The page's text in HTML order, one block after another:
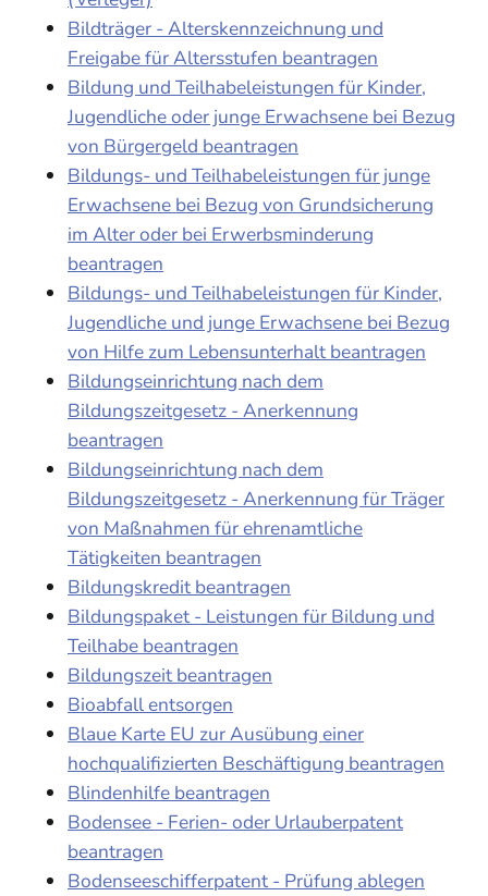
Bildträger - Alterskennzeichnung und
Freigabe für Altersstufen beantragen
Bildung und Teilhabeleistungen für Kinder,
Jugendliche oder junge Erwachsene bei Bezug
von Bürgergeld beantragen
Bildungs- und Teilhabeleistungen für junge
Erwachsene bei Bezug von Grundsicherung
im Alter oder bei Erwerbsminderung
beantragen
Bildungs- und Teilhabeleistungen für Kinder,
Jugendliche und junge Erwachsene bei Bezug
von Hilfe zum Lebensunterhalt beantragen
Bildungseinrichtung nach dem
Bildungszeitgesetz - Anerkennung
beantragen
Bildungseinrichtung nach dem
Bildungszeitgesetz - Anerkennung für Träger
von Maßnahmen für ehrenamtliche
Tätigkeiten beantragen
Bildungskredit beantragen
Bildungspaket - Leistungen für Bildung und
Teilhabe beantragen
Bildungszeit beantragen
Bioabfall entsorgen
Blaue Karte EU zur Ausübung einer
hochqualifizierten Beschäftigung beantragen
Blindenhilfe beantragen
Bodensee - Ferien- oder Urlauberpatent
beantragen
Bodenseeschifferpatent - Prüfung ablegen